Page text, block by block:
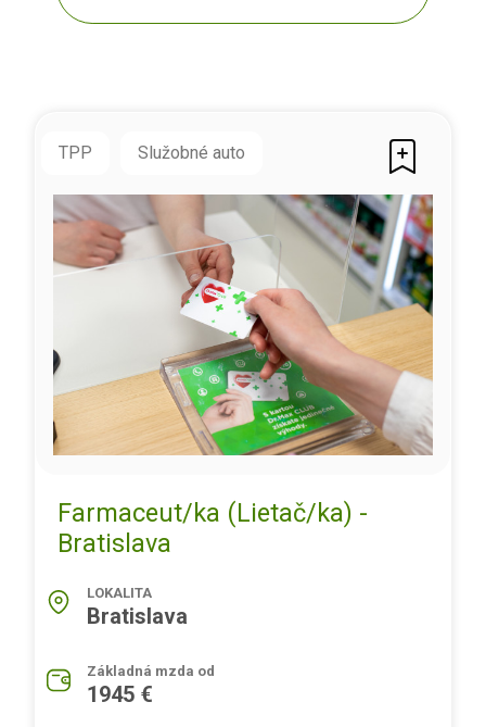
TPP Služobné auto
Farmaceut/ka (Lietač/ka) -
Bratislava
LOKALITA
Bratislava
Základná mzda od
1945 €